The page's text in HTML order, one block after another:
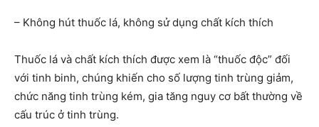
– Không hút thuốc lá, không sử dụng chất kích thích
Thuốc lá và chất kích thích được xem là “thuốc độc” đối
với tinh binh, chúng khiến cho số lượng tinh trùng giảm,
chức năng tinh trùng kém, gia tăng nguy cơ bất thường về
cấu trúc ở tinh trùng.